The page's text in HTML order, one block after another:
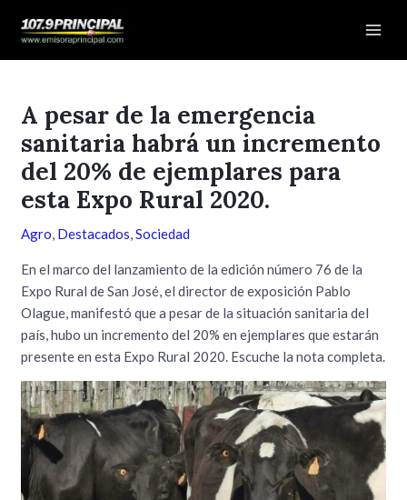
A pesar de la emergencia
sanitaria habrá un incremento
del 20% de ejemplares para
esta Expo Rural 2020.
Agro, Destacados,Sociedad
En el marco del lanzamiento de la edición número 76 de la
Expo Rural de San José, el director de exposición Pablo
Olague, manifestó que a pesar de la situación sanitaria del
país, hubo un incremento del 20% en ejemplares que estarán
presente en esta Expo Rural 2020. Escuche la nota completa.
de